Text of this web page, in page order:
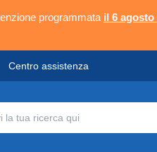
programmata il 6 agosto
Centro assistenza